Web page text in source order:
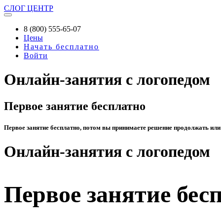
СЛОГ ЦЕНТР
8 (800) 555-65-07
Цены
Начать бесплатно
Войти
Онлайн-занятия с логопедом
Первое занятие бесплатно
Первое занятие бесплатно, потом вы принимаете решение продолжать или
Онлайн-занятия с логопедом
Первое занятие